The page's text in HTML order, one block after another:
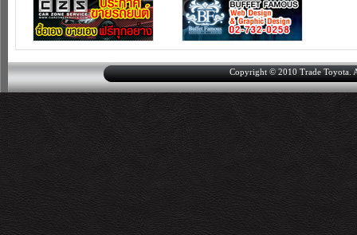
Copyright © 2010 Trade Toyota.